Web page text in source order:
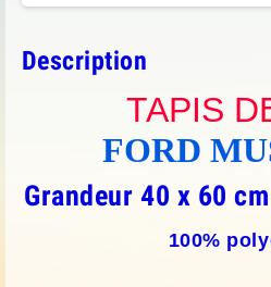
Description
TAPIS
FORD
Grandeur 40 x 60
100%